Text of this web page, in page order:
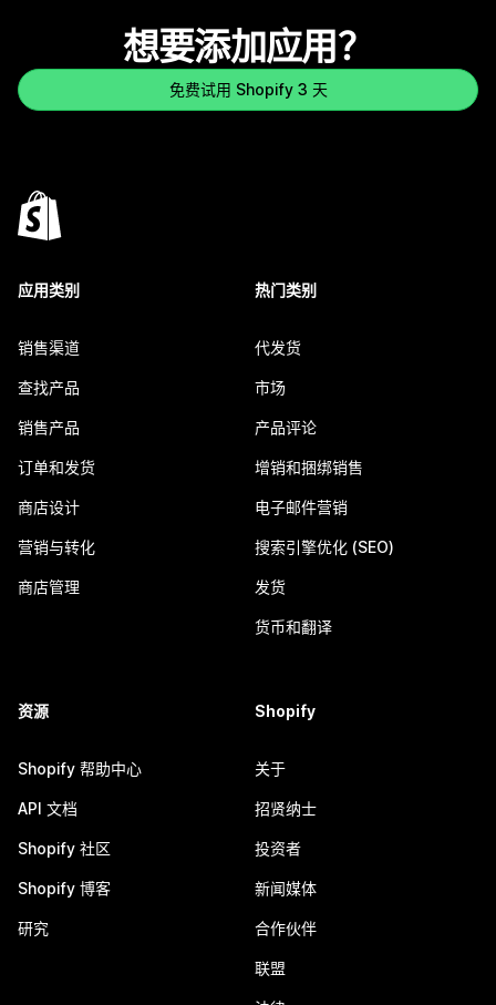
想要添加应用？
免费试用 Shopify 3 天
应用类别
销售渠道
查找产品
销售产品
订单和发货
商店设计
营销与转化
商店管理
热门类别
代发货
市场
产品评论
增销和捆绑销售
电子邮件营销
搜索引擎优化 (SEO)
发货
货币和翻译
资源
Shopify 帮助中心
API 文档
Shopify 社区
Shopify 博客
研究
Shopify
关于
招贤纳士
投资者
新闻媒体
合作伙伴
联盟